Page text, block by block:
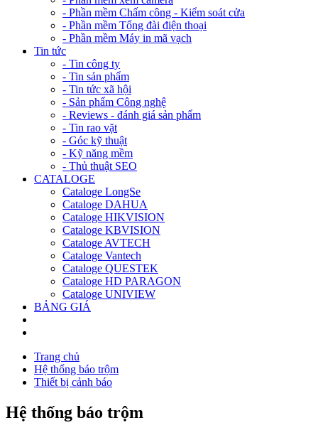
- Phần mềm Chấm công - Kiểm soát cửa
- Phần mềm Tổng đài điện thoại
- Phần mềm Máy in mã vạch
Tin tức
- Tin công ty
- Tin sản phẩm
- Tin tức xã hội
- Sản phẩm Công nghệ
- Reviews - đánh giá sản phẩm
- Tin rao vặt
- Góc kỹ thuật
- Kỹ năng mềm
- Thủ thuật SEO
CATALOGE
Cataloge LongSe
Cataloge DAHUA
Cataloge HIKVISION
Cataloge KBVISION
Cataloge AVTECH
Cataloge Vantech
Cataloge QUESTEK
Cataloge HD PARAGON
Cataloge UNIVIEW
BẢNG GIÁ
Trang chủ
Hệ thống báo trộm
Thiết bị cảnh báo
Hệ thống báo trộm